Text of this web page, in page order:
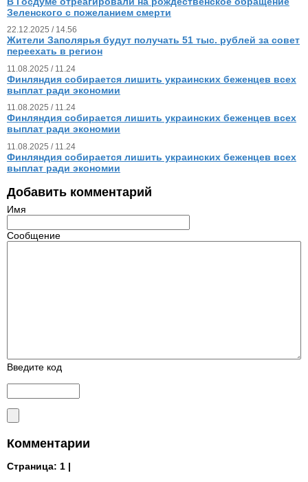
Зеленского с пожеланием смерти
22.12.2025 / 14.56
Жители Заполярья будут получать 51 тыс. рублей за совет
переехать в регион
11.08.2025 / 11.24
Финляндия собирается лишить украинских беженцев всех
выплат ради экономии
11.08.2025 / 11.24
Финляндия собирается лишить украинских беженцев всех
выплат ради экономии
11.08.2025 / 11.24
Финляндия собирается лишить украинских беженцев всех
выплат ради экономии
Добавить комментарий
Имя
Сообщение
Введите код
Комментарии
Страница: 1 |